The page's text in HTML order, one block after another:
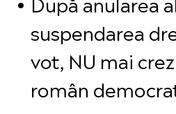
suspendarea
vot, NU mai
român